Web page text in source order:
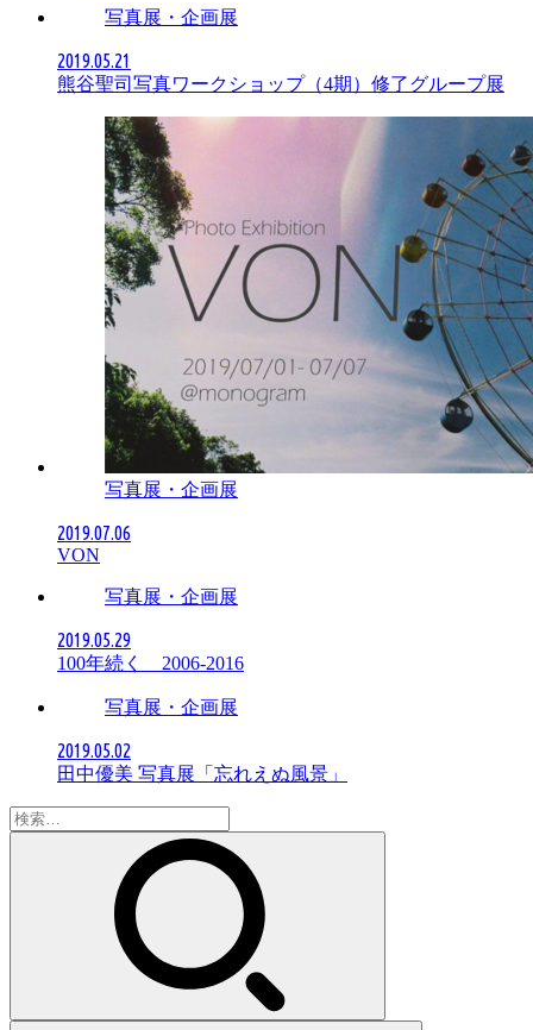
写真展・企画展
2019.05.21
熊谷聖司写真ワークショップ（4期）修了グループ展
写真展・企画展
2019.07.06
VON
写真展・企画展
2019.05.29
100年続く 2006-2016
写真展・企画展
2019.05.02
田中優美 写真展「忘れえぬ風景」
検
索: